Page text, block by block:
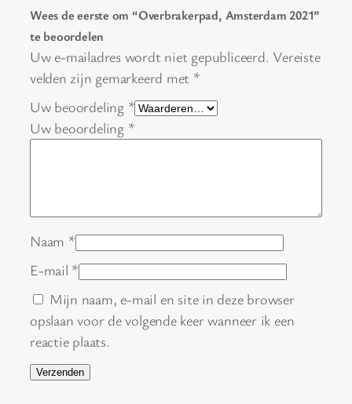
e
r
d
a
2
0
o
e
v
e
l
h
e
Wees de eerste om “Overbrakerpad, Amsterdam 2021”
te beoordelen
Uw e-mailadres wordt niet gepubliceerd. Vereiste
velden zijn gemarkeerd met *
Uw beoordeling *
Uw beoordeling *
Naam *
E-mail *
Mijn naam, e-mail en site in deze browser
opslaan voor de volgende keer wanneer ik een
reactie plaats.